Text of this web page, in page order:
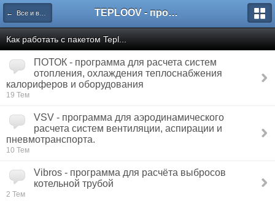
← Все и всё о пакете TEPLOOV TEPLOOV - программный комплекс для расчёта систем отопления и вентиляции
Как работать с пакетом Tepl...
ПОТОК - программа для расчета систем
отопления, охлаждения теплоснабжения
калориферов и оборудования
19 Тем
VSV - программа для аэродинамического
расчета систем вентиляции, аспирации и
пневмотранспорта.
10 Тем
Vibros - программа для расчёта выбросов
котельной трубой
2 Тем